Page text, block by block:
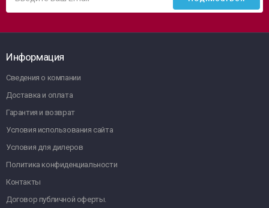
Информация
Сведения о компании
Доставка и оплата
Гарантия и возврат
Условия использования сайта
Условия для дилеров
Политика конфиденциальности
Контакты
Договор публичной оферты.